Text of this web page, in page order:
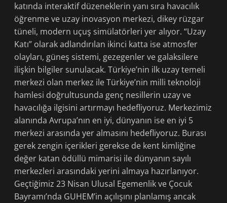
katında interaktif düzeneklerin yanı sıra havacılık
öğrenme ve uzay inovasyon merkezi, dikey rüzgar
tüneli, modern uçuş simülatörleri yer alıyor. “Uzay
Katı” olarak adlandırılan ikinci katta ise atmosfer
olayları, güneş sistemi, gezegenler ve galaksilere
ilişkin bilgiler sunulacak. Türkiye’nin ilk uzay temeli
merkezi olan merkez ile Türkiye’nin milli teknoloji
hamlesi doğrultusunda genç nesillerin uzay ve
havacılığa ilgisini artırmayı hedefliyoruz. Merkezimiz
alanında Avrupa’nın en iyi, dünyanın ise en iyi 5
merkezi arasında yer almasını hedefliyoruz. Burası
gerek zengin içerikleri gerekse de kent kimliğine
değer katan ödüllü mimarisi ile dünyanın sayılı
merkezleri arasındaki yerini almaya hazırlanıyor.
Geçtiğimiz 23 Nisan Ulusal Egemenlik ve Çocuk
Bayramı’nda GUHEM’in açılışını planlamış ancak